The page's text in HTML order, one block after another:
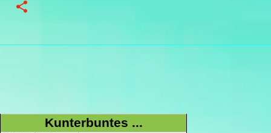
Kunterbuntes ...